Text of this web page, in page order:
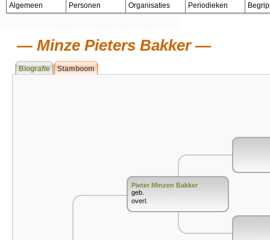
Algemeen Personen Organisaties Periodieken
Minze Pieters Bakker
Biografie Stamboom
Pieter Minzen Bakker
geb.
overl.